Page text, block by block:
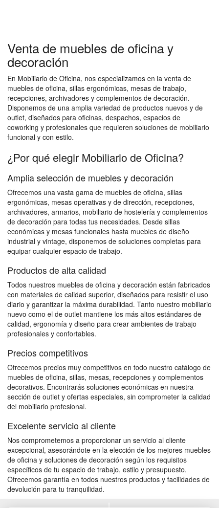
Venta de muebles de oficina y
decoración
En Mobiliario de Oficina, nos especializamos en la venta de
muebles de oficina, sillas ergonómicas, mesas de trabajo,
recepciones, archivadores y complementos de decoración.
Disponemos de una amplia variedad de productos nuevos y de
outlet, diseñados para oficinas, despachos, espacios de
coworking y profesionales que requieren soluciones de mobiliario
funcional y con estilo.
¿Por qué elegir Mobiliario de Oficina?
Amplia selección de muebles y decoración
Ofrecemos una vasta gama de muebles de oficina, sillas
ergonómicas, mesas operativas y de dirección, recepciones,
archivadores, armarios, mobiliario de hostelería y complementos
de decoración para todas tus necesidades. Desde sillas
económicas y mesas funcionales hasta muebles de diseño
industrial y vintage, disponemos de soluciones completas para
equipar cualquier espacio de trabajo.
Productos de alta calidad
Todos nuestros muebles de oficina y decoración están fabricados
con materiales de calidad superior, diseñados para resistir el uso
diario y garantizar la máxima durabilidad. Tanto nuestro mobiliario
nuevo como el de outlet mantiene los más altos estándares de
calidad, ergonomía y diseño para crear ambientes de trabajo
profesionales y confortables.
Precios competitivos
Ofrecemos precios muy competitivos en todo nuestro catálogo de
muebles de oficina, sillas, mesas, recepciones y complementos
decorativos. Encontrarás soluciones económicas en nuestra
sección de outlet y ofertas especiales, sin comprometer la calidad
del mobiliario profesional.
Excelente servicio al cliente
Nos comprometemos a proporcionar un servicio al cliente
excepcional, asesorándote en la elección de los mejores muebles
de oficina y soluciones de decoración según los requisitos
específicos de tu espacio de trabajo, estilo y presupuesto.
Ofrecemos garantía en todos nuestros productos y facilidades de
devolución para tu tranquilidad.